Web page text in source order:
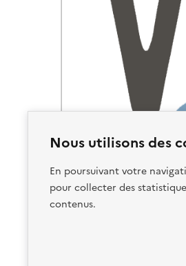
Nous utilisons des
En poursuivant votre
pour collecter des
contenus.